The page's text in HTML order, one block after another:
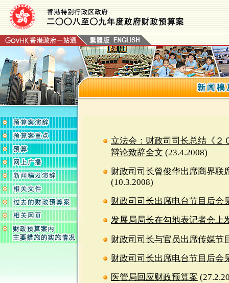
立法会：财政司司长总结《２
辩论致辞全文 (23.4.2008)
财政司司长曾俊华出席商界联
(10.3.2008)
财政司司长出席电台节目后会
发展局局长在勾地表记者会上
财政司司长与官员出席传媒节
财政司司长出席电台节目后会
医管局回应财政预算案